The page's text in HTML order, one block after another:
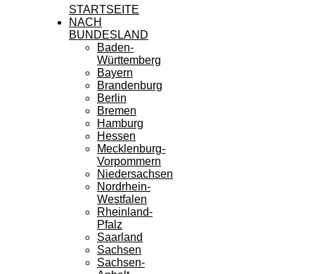
STARTSEITE
NACH
BUNDESLAND
Baden-
Württemberg
Bayern
Brandenburg
Berlin
Bremen
Hamburg
Hessen
Mecklenburg-
Vorpommern
Niedersachsen
Nordrhein-
Westfalen
Rheinland-
Pfalz
Saarland
Sachsen
Sachsen-